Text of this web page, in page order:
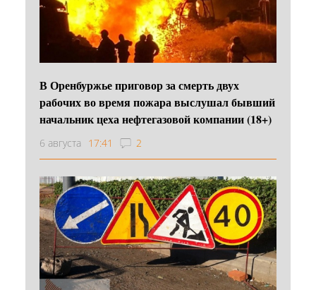
В Оренбуржье приговор за смерть двух
рабочих во время пожара выслушал бывший
начальник цеха нефтегазовой компании (18+)
6 августа 17:41 2